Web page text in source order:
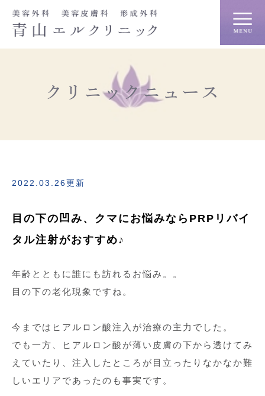
クリニックニュース
2022.03.26更新
目の下の凹み、クマにお悩みならPRPリバイ
タル注射がおすすめ♪
年齢とともに誰にも訪れるお悩み。。
目の下の老化現象ですね。
今まではヒアルロン酸注入が治療の主力でした。
でも一方、ヒアルロン酸が薄い皮膚の下から透けてみ
えていたり、注入したところが目立ったりなかなか難
しいエリアであったのも事実です。